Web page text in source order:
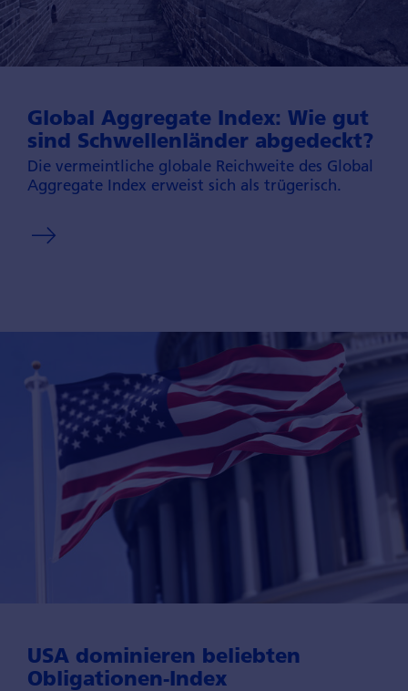
Global Aggre­gate Index: Wie gut
sind Schwellen­länder abgedeckt?
Die vermeintliche globale Reichweite des Global
Aggregate Index erweist sich als trügerisch.
USA dominieren beliebten
Obligationen-Index